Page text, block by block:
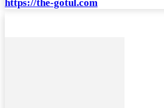
https://the-gotul.com